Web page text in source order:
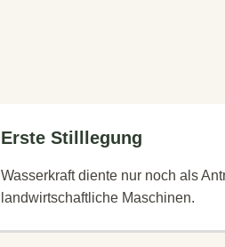
Erste Stilllegung
Wasserkraft diente nur noch als
landwirtschaftliche Maschinen.